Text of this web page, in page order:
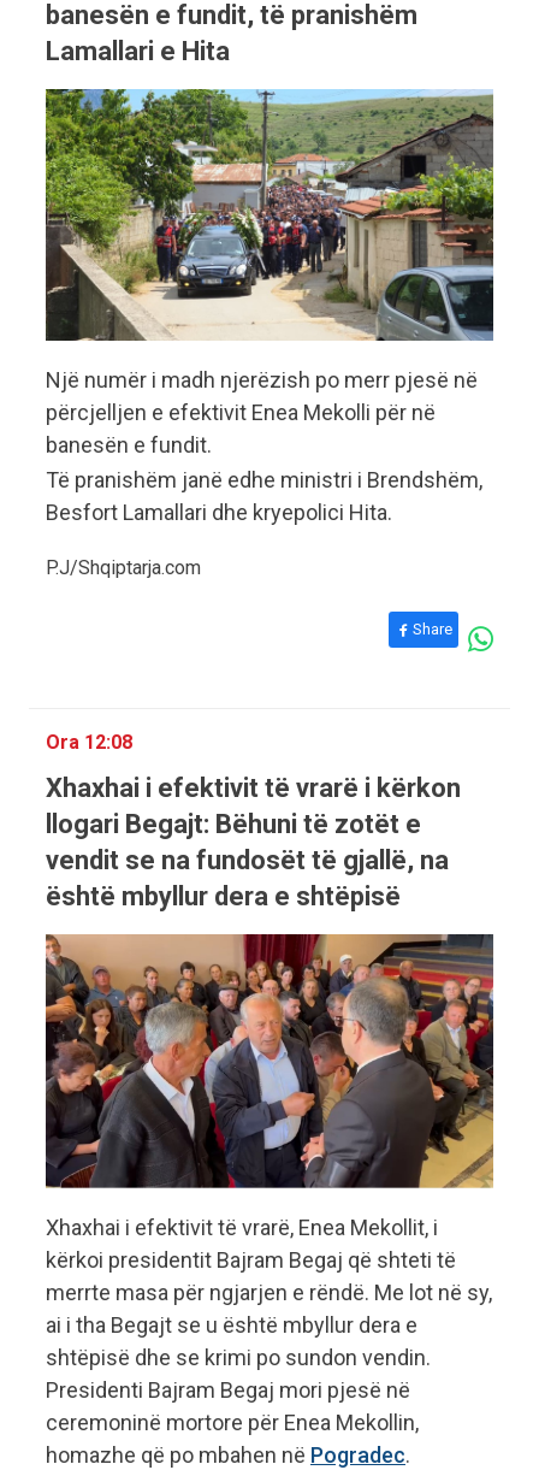
banesën e fundit, të pranishëm
Lamallari e Hita
Një numër i madh njerëzish po merr pjesë në
përcjelljen e efektivit Enea Mekolli për në
banesën e fundit.
Të pranishëm janë edhe ministri i Brendshëm,
Besfort Lamallari dhe kryepolici Hita.
P.J/Shqiptarja.com
Share
Ora 12:08
Xhaxhai i efektivit të vrarë i kërkon
llogari Begajt: Bëhuni të zotët e
vendit se na fundosët të gjallë, na
është mbyllur dera e shtëpisë
Xhaxhai i efektivit të vrarë, Enea Mekollit, i
kërkoi presidentit Bajram Begaj që shteti të
merrte masa për ngjarjen e rëndë. Me lot në sy,
ai i tha Begajt se u është mbyllur dera e
shtëpisë dhe se krimi po sundon vendin.
Presidenti Bajram Begaj mori pjesë në
ceremoninë mortore për Enea Mekollin,
homazhe që po mbahen në Pogradec.